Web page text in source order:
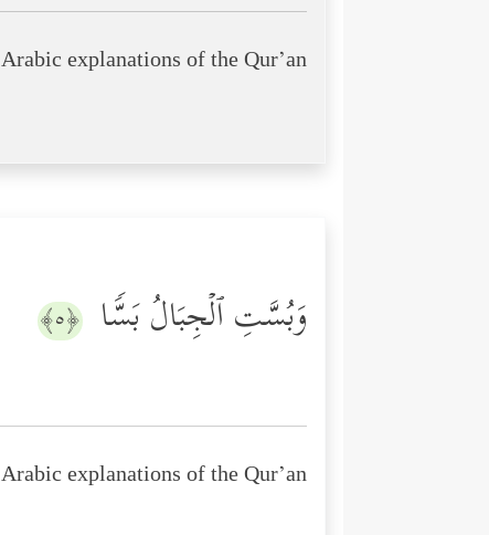
Arabic explanations of the Qur’an:
وَبُسَّتِ ٱلۡجِبَالُ بَسࣰّا ﴿٥﴾
Arabic explanations of the Qur’an: